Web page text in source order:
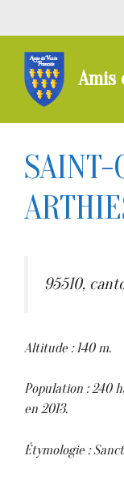
contenu
Amis
SAINT-
95510,
Altitude : 140 m.
Population : 240
en 2013.
Étymologie :